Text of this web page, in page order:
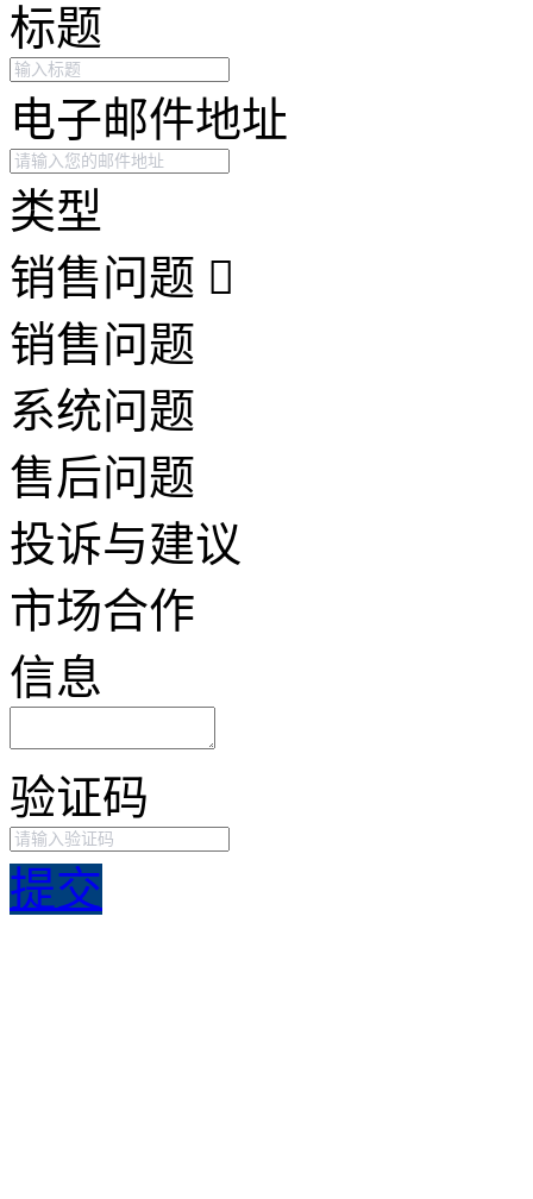
标题
电子邮件地址
类型
销售问题
销售问题
系统问题
售后问题
投诉与建议
市场合作
信息
验证码
提交